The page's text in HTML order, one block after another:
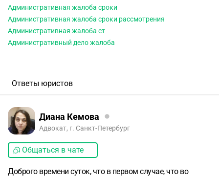
Административная жалоба сроки
Административная жалоба сроки рассмотрения
Административная жалоба ст
Административный дело жалоба
Ответы юристов
Диана Кемова
Адвокат, г. Санкт-Петербург
Общаться в чате
Доброго времени суток, что в первом случае, что во